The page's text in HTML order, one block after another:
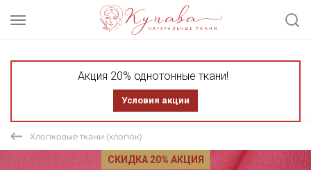
Акция 20% однотонные ткани!
Условия акции
Хлопковые ткани (хлопок)
СКИДКА 20% АКЦИЯ